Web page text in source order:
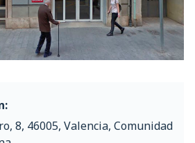
8, 46005, Valencia, Comunidad